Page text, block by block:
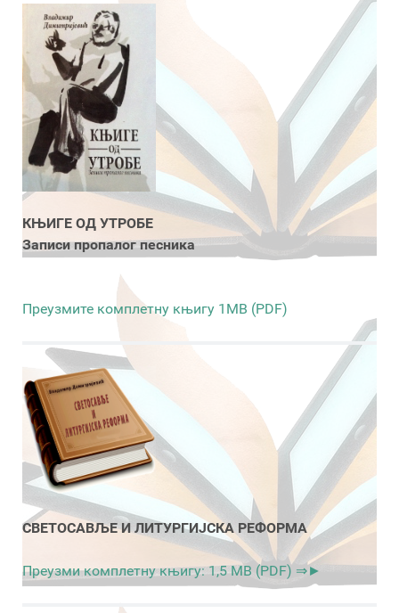
КЊИГЕ ОД УТРОБЕ
Записи пропалог песника
Преузмите комплетну књигу 1MB (PDF)
СВЕТОСАВЉЕ И ЛИТУРГИЈСКА РЕФОРМА
Преузми комплетну књигу: 1,5 MB (PDF) ⇒►